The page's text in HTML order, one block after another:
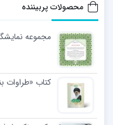
محصولات پربیننده
مجموعه
کتاب «طراوات